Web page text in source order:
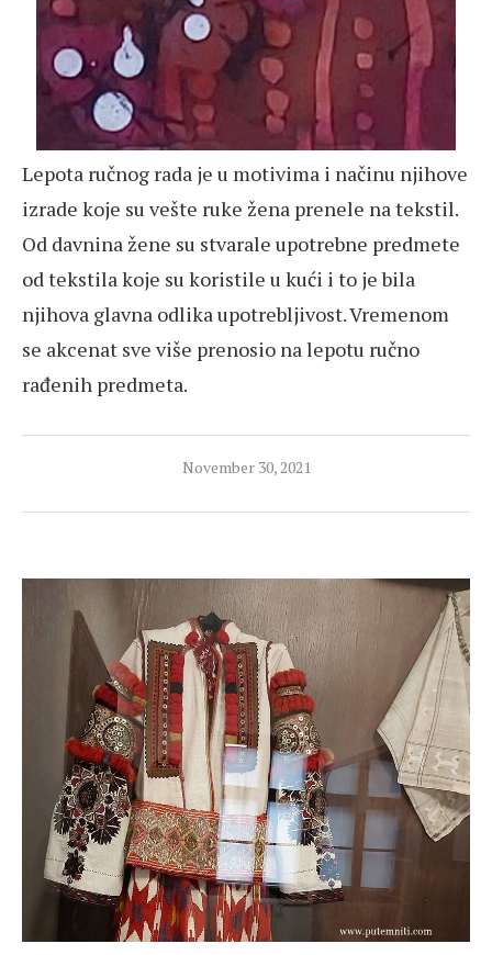
Lepota ručnog rada je u motivima i načinu njihove
izrade koje su vešte ruke žena prenele na tekstil.
Od davnina žene su stvarale upotrebne predmete
od tekstila koje su koristile u kući i to je bila
njihova glavna odlika upotrebljivost. Vremenom
se akcenat sve više prenosio na lepotu ručno
rađenih predmeta.
November 30, 2021